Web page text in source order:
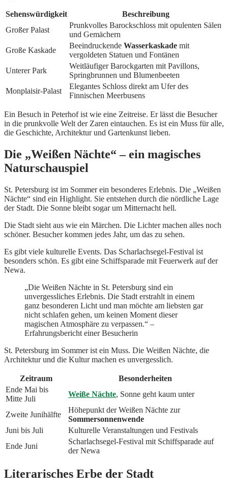
Sehenswürdigkeit
Beschreibung
Großer Palast
Prunkvolles Barockschloss mit opulenten Sälen
und Gemächern
Große Kaskade
Beeindruckende Wasserkaskade mit
vergoldeten Statuen und Fontänen
Unterer Park
Weitläufiger Barockgarten mit Pavillons,
Springbrunnen und Blumenbeeten
Monplaisir-Palast
Elegantes Schloss direkt am Ufer des
Finnischen Meerbusens
Ein Besuch in Peterhof ist wie eine Zeitreise. Er lässt die Besucher
in die prunkvolle Welt der Zaren eintauchen. Es ist ein Muss für alle,
die Geschichte, Architektur und Gartenkunst lieben.
Die „Weißen Nächte“ – ein magisches
Naturschauspiel
St. Petersburg ist im Sommer ein besonderes Erlebnis. Die „Weißen
Nächte“ sind ein Highlight. Sie entstehen durch die nördliche Lage
der Stadt. Die Sonne bleibt sogar um Mitternacht hell.
Die Stadt sieht aus wie ein Märchen. Die Lichter machen alles noch
schöner. Besucher kommen jedes Jahr, um das zu sehen.
Es gibt viele kulturelle Events. Das Scharlachsegel-Festival ist
besonders schön. Es gibt eine Schiffsparade mit Feuerwerk auf der
Newa.
„Die Weißen Nächte in St. Petersburg sind ein
unvergessliches Erlebnis. Die Stadt erstrahlt in einem
ganz besonderen Licht und man möchte am liebsten gar
nicht schlafen gehen, um keinen Moment dieser
magischen Atmosphäre zu verpassen.“ –
Erfahrungsbericht einer Besucherin
St. Petersburg im Sommer ist ein Muss. Die Weißen Nächte, die
Architektur und die Kultur machen es unvergesslich.
Zeitraum
Besonderheiten
Ende Mai bis
Mitte Juli
Weiße Nächte, Sonne geht kaum unter
Zweite Junihälfte
Höhepunkt der Weißen Nächte zur
Sommersonnenwende
Juni bis Juli
Kulturelle Veranstaltungen und Festivals
Ende Juni
Scharlachsegel-Festival mit Schiffsparade auf
der Newa
Literarisches Erbe der Stadt